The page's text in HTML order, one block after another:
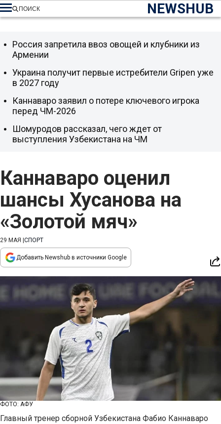
NEWSHUB
ПОИСК
Каннаваро оценил
шансы Хусанова на
«Золотой мяч»
29 МАЯ СПОРТ
Добавить Newshub в источники Google
ФОТО: АФУ
Главный тренер сборной Узбекистана Фабио Каннаваро
Россия запретила ввоз овощей и клубники из
Армении
Украина получит первые истребители Gripen уже
в 2027 году
Каннаваро заявил о потере ключевого игрока
перед ЧМ-2026
Шомуродов рассказал, чего ждет от
выступления Узбекистана на ЧМ